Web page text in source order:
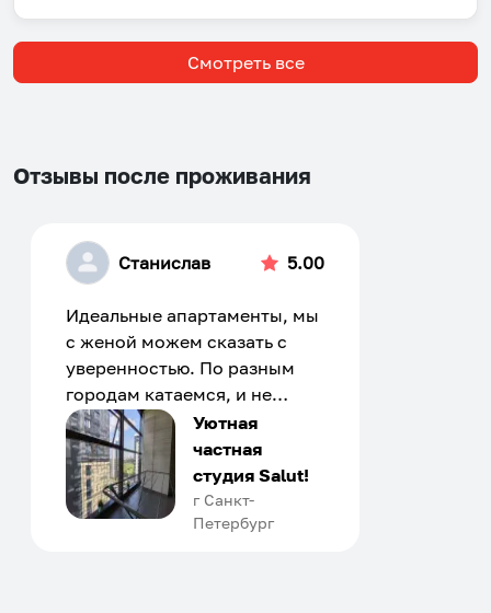
Смотреть все
Отзывы после проживания
Станислав 5.00
Идеальные апартаменты, мы
с женой можем сказать с
уверенностью. По разным
городам катаемся, и не
только в России. Сервис на
отличном уровне. Хозяин
апартаментов доброй души
человек, всегда можно
договориться, подскажет
Уютная
частная
студия Salut!
г Санкт-
Петербург